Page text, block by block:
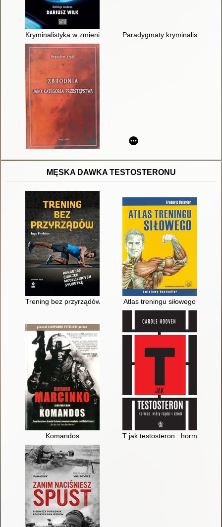
Kryminalistyka w zmieniającym się świecie : wybrane
Paradygmaty kryminalistyki
MĘSKA DAWKA TESTOSTERONU
Trening bez przyrządów : ponad 100 skutecznych ćwiczeń
Atlas treningu siłowego
Komandos T jak testosteron : hormon,